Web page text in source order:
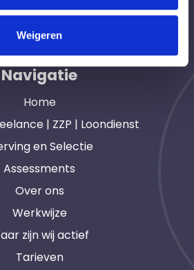
Weigeren
en interim, freelance en ZZP
Nederland. Ook loondienst.
Navigatie
Home
| ZZP | Loondienst
en Selectie
Assessments
Over ons
Werkwijze
zijn wij actief
Tarieven